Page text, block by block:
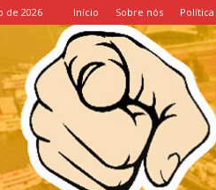
de 2026 Início Sobre nós